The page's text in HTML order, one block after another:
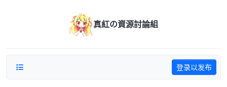
真紅の資源討論組
登录以发布